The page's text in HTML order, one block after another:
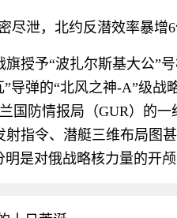
尽泄，北约反潜效率暴增
授予“波扎尔斯基大公”
导弹的“北风之神-A”级战
国防情报局（GUR）的
指令、潜艇三维布局图
是对俄战略核力量的开